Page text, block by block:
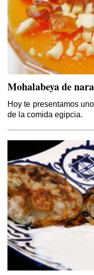
Mohalabeya de
Hoy te presentamos
de la comida egipcia.